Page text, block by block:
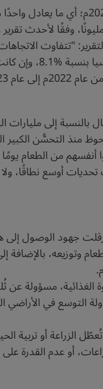
على الرغم من هذا التحسُّن في إمدادات الغذاء،
وواحدًا من كل خمسة في أفريقيا. وازداد عدد الجياع
متخصصة تابعة للأمم المتحدة في 24 يوليو
نسبة السكان الذين يعانون
حادًا، حيث حرموا أنفسهم
هذا الوضع سوءًا هو الجائحة التي اجتاحت العالم
وتوزيعه، بالإضافة
الغذائية، مسؤولة
من الماء. كما أن محاولة
الزراعة أو تربية
أو عدم القدرة على